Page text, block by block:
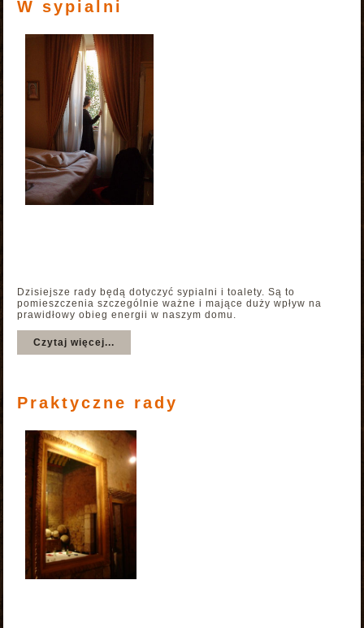
W sypialni
Dzisiejsze rady będą dotyczyć sypialni i toalety. Są to
pomieszczenia szczególnie ważne i mające duży wpływ na
prawidłowy obieg energii w naszym domu.
Czytaj więcej...
Praktyczne rady